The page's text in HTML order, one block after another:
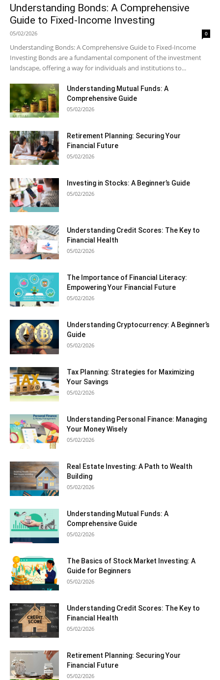
Understanding Bonds: A Comprehensive
Guide to Fixed-Income Investing
05/02/2026 0
Understanding Bonds: A Comprehensive Guide to Fixed-Income
Investing Bonds are a fundamental component of the investment
landscape, offering a way for individuals and institutions to...
Understanding Mutual Funds: A
Comprehensive Guide
05/02/2026
Retirement Planning: Securing Your
Financial Future
05/02/2026
Investing in Stocks: A Beginner’s Guide
05/02/2026
Understanding Credit Scores: The Key to
Financial Health
05/02/2026
The Importance of Financial Literacy:
Empowering Your Financial Future
05/02/2026
Understanding Cryptocurrency: A Beginner’s
Guide
05/02/2026
Tax Planning: Strategies for Maximizing
Your Savings
05/02/2026
Understanding Personal Finance: Managing
Your Money Wisely
05/02/2026
Real Estate Investing: A Path to Wealth
Building
05/02/2026
Understanding Mutual Funds: A
Comprehensive Guide
05/02/2026
The Basics of Stock Market Investing: A
Guide for Beginners
05/02/2026
Understanding Credit Scores: The Key to
Financial Health
05/02/2026
Retirement Planning: Securing Your
Financial Future
05/02/2026